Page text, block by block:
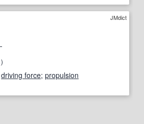
JMdict
）
driving force; propulsion